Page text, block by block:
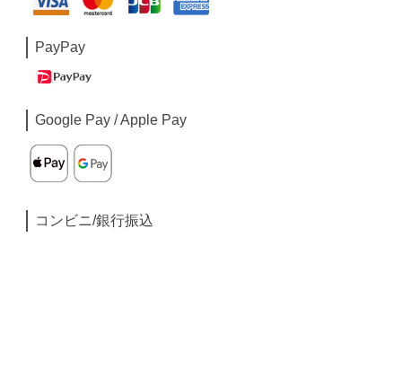
PayPay
Google Pay / Apple Pay
コンビニ/銀行振込